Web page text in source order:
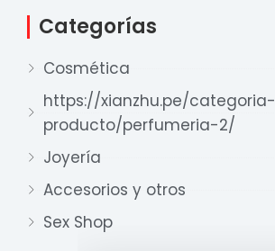
Categorías
Cosmética
https://xianzhu.pe/categoria-
producto/perfumeria-2/
Joyería
Accesorios y otros
Sex Shop
Disponible
Ventas Lima 1